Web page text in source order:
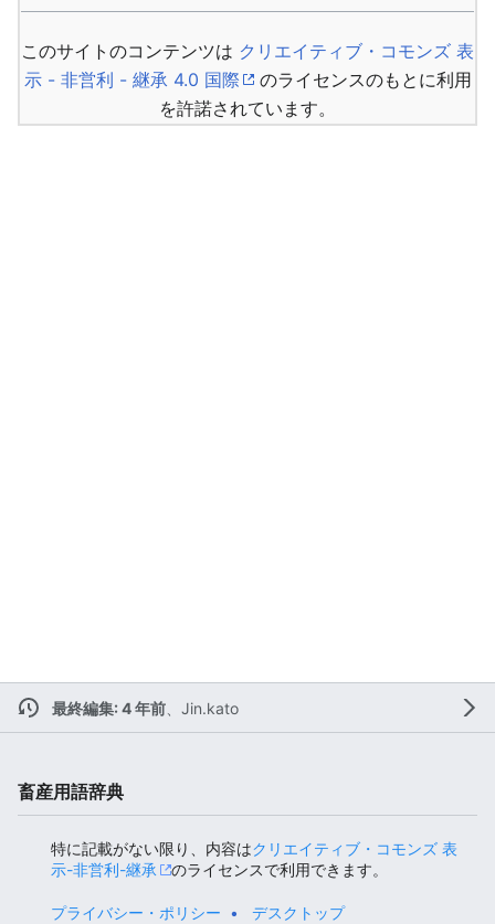
このサイトのコンテンツは クリエイティブ・コモンズ 表
示 - 非営利 - 継承 4.0 国際
のライセンスのもとに利用
を許諾されています。
最終編集: 4 年前、 Jin.kato
畜産用語辞典
特に記載がない限り、内容はクリエイティブ・コモンズ 表
示-非営利-継承
のライセンスで利用できます。
プライバシー・ポリシー デスクトップ